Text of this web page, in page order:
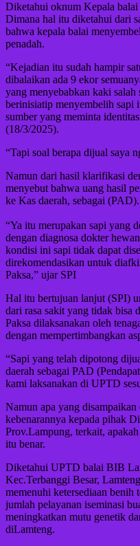
Diketahui oknum Kepala
Dimana hal itu diketahui dari
bahwa kepala balai
penadah.
“Kejadian itu sudah hampir
dibalaikan ada 9 ekor
yang menyebabkan kaki salah
berinisiatip menyembelih sapi
sumber yang meminta
(18/3/2025).
“Tapi soal berapa dijual saya
Namun dari hasil klarifikasi
menyebut bahwa uang hasil
ke Kas daerah, sebagai (PAD).
“Ya itu merupakan sapi yang
dengan diagnosa dokter
kondisi ini sapi tidak dapat
direkomendasikan untuk
Paksa,” ujar SPI
Hal itu bertujuan lanjut (SPI)
dari rasa sakit yang tidak bisa
Paksa dilaksanakan oleh
dengan mempertimbangkan
“Sapi yang telah dipotong
daerah sebagai PAD
kami laksanakan di UPTD
Namun apa yang
kebenarannya kepada pihak
Prov.Lampung, terkait,
itu benar.
Diketahui UPTD balai BIB
Kec.Terbanggi Besar,
memenuhi ketersediaan benih
jumlah pelayanan iseminasi
meningkatkan mutu genetik
diLamteng.